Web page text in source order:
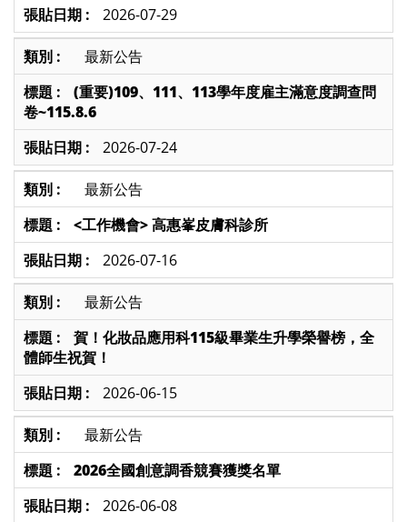
2026-07-29
最新公告
(重要)109、111、113學年度雇主滿意度調查問
卷~115.8.6
2026-07-24
最新公告
<工作機會> 高惠峯皮膚科診所
2026-07-16
最新公告
賀！化妝品應用科115級畢業生升學榮譽榜，全
體師生祝賀！
2026-06-15
最新公告
2026全國創意調香競賽獲獎名單
2026-06-08